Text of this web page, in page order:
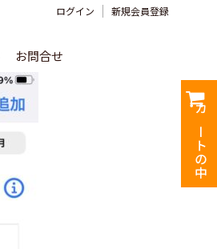
お問合せ
ログイン 新規会員登録
カートの中